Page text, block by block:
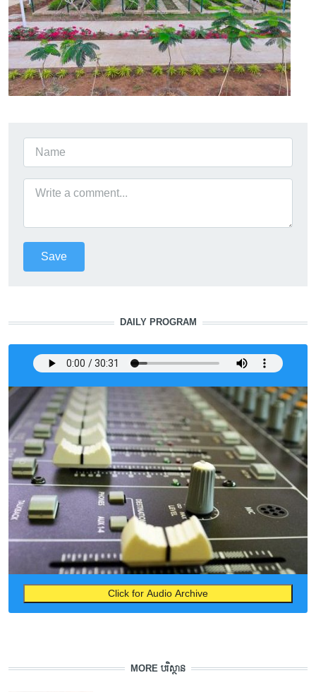
DAILY PROGRAM
Click for Audio Archive
MORE បរិស្ថាន